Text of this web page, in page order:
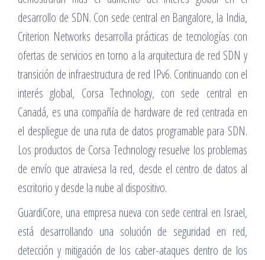
desarrollo de SDN. Con sede central en Bangalore, la India,
Criterion Networks desarrolla prácticas de tecnologías con
ofertas de servicios en torno a la arquitectura de red SDN y
transición de infraestructura de red IPv6. Continuando con el
interés global, Corsa Technology, con sede central en
Canadá, es una compañía de hardware de red centrada en
el despliegue de una ruta de datos programable para SDN.
Los productos de Corsa Technology resuelve los problemas
de envío que atraviesa la red, desde el centro de datos al
escritorio y desde la nube al dispositivo.
GuardiCore, una empresa nueva con sede central en Israel,
está desarrollando una solución de seguridad en red,
detección y mitigación de los caber-ataques dentro de los